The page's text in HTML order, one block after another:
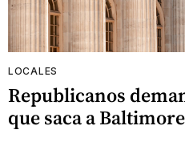
LOCALES
Republicanos
que saca a